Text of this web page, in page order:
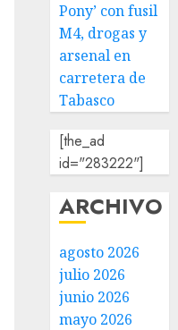
Pony’ con fusil
M4, drogas y
arsenal en
carretera de
Tabasco
[the_ad
id="283222"]
ARCHIVO
agosto 2026
julio 2026
junio 2026
mayo 2026